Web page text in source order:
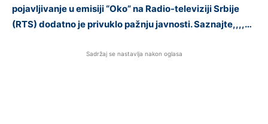
pojavljivanje u emisiji “Oko” na Radio-televiziji Srbije
(RTS) dodatno je privuklo pažnju javnosti. Saznajte,,,,…
Sadržaj se nastavlja nakon oglasa